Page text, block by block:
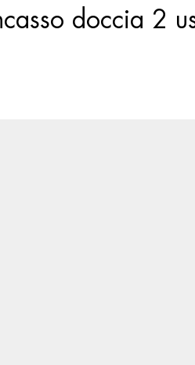
doccia 2